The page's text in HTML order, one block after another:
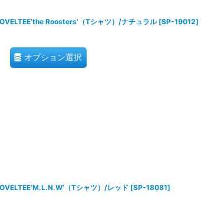
Roosters’（Tシャツ）/ナチュラル [SP-19012]
オプション選択
（Tシャツ）/レッド [SP-18081]